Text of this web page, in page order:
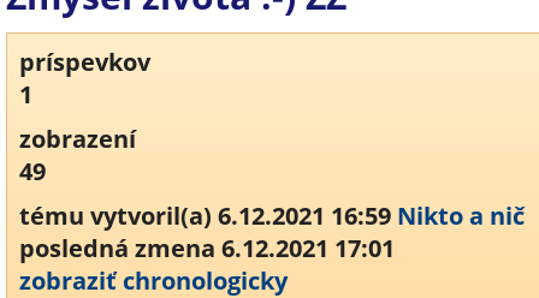
príspevkov
1
zobrazení
49
tému vytvoril(a) 6.12.2021 16:59 Nikto a nič
posledná zmena 6.12.2021 17:01
zobraziť chronologicky